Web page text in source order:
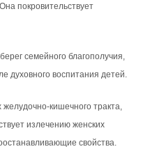
покровительствует
семейного благополучия,
духовного воспитания детей.
кишечного тракта,
излечению женских
свойства.